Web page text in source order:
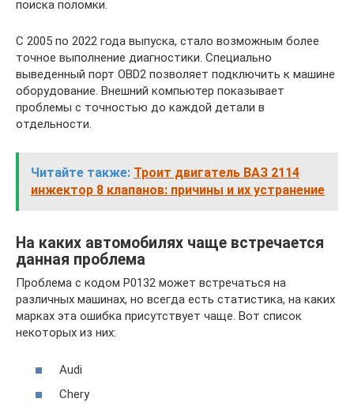
поиска поломки.
С 2005 по 2022 года выпуска, стало возможным более
точное выполнение диагностики. Специально
выведенный порт OBD2 позволяет подключить к машине
оборудование. Внешний компьютер показывает
проблемы с точностью до каждой детали в
отдельности.
Читайте также: Троит двигатель ВАЗ 2114
инжектор 8 клапанов: причины и их устранение
На каких автомобилях чаще встречается
данная проблема
Проблема с кодом P0132 может встречаться на
различных машинах, но всегда есть статистика, на каких
марках эта ошибка присутствует чаще. Вот список
некоторых из них:
Audi
Chery